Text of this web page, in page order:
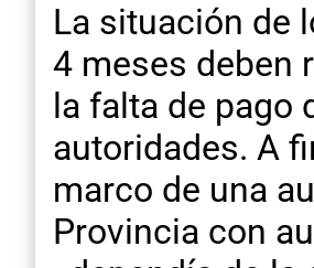
La situación de
4 meses deben
la falta de pago
autoridades. A
marco de una
Provincia con